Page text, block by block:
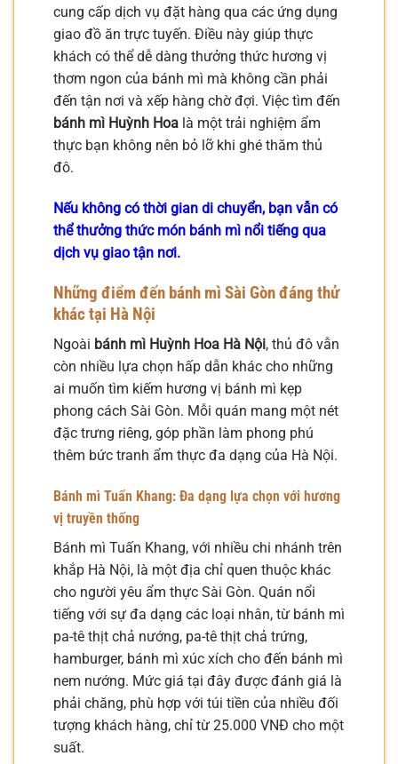
cung cấp dịch vụ đặt hàng qua các ứng dụng
giao đồ ăn trực tuyến. Điều này giúp thực
khách có thể dễ dàng thưởng thức hương vị
thơm ngon của bánh mì mà không cần phải
đến tận nơi và xếp hàng chờ đợi. Việc tìm đến
bánh mì Huỳnh Hoa là một trải nghiệm ẩm
thực bạn không nên bỏ lỡ khi ghé thăm thủ
đô.
Nếu không có thời gian di chuyển, bạn vẫn có
thể thưởng thức món bánh mì nổi tiếng qua
dịch vụ giao tận nơi.
Những điểm đến bánh mì Sài Gòn đáng thử
khác tại Hà Nội
Ngoài bánh mì Huỳnh Hoa Hà Nội, thủ đô vẫn
còn nhiều lựa chọn hấp dẫn khác cho những
ai muốn tìm kiếm hương vị bánh mì kẹp
phong cách Sài Gòn. Mỗi quán mang một nét
đặc trưng riêng, góp phần làm phong phú
thêm bức tranh ẩm thực đa dạng của Hà Nội.
Bánh mì Tuấn Khang: Đa dạng lựa chọn với hương
vị truyền thống
Bánh mì Tuấn Khang, với nhiều chi nhánh trên
khắp Hà Nội, là một địa chỉ quen thuộc khác
cho người yêu ẩm thực Sài Gòn. Quán nổi
tiếng với sự đa dạng các loại nhân, từ bánh mì
pa-tê thịt chả nướng, pa-tê thịt chả trứng,
hamburger, bánh mì xúc xích cho đến bánh mì
nem nướng. Mức giá tại đây được đánh giá là
phải chăng, phù hợp với túi tiền của nhiều đối
tượng khách hàng, chỉ từ 25.000 VNĐ cho một
suất.